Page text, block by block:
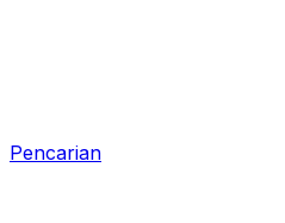
Pencarian